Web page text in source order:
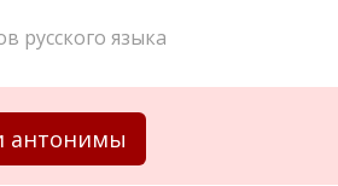
русского языка
антонимы